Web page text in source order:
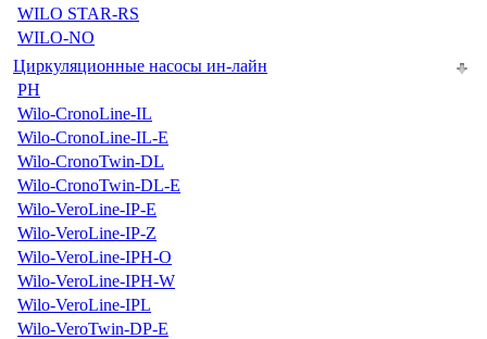
WILO STAR-RS
WILO-NO
Циркуляционные насосы ин-лайн
PH
Wilo-CronoLine-IL
Wilo-CronoLine-IL-E
Wilo-CronoTwin-DL
Wilo-CronoTwin-DL-E
Wilo-VeroLine-IP-E
Wilo-VeroLine-IP-Z
Wilo-VeroLine-IPH-O
Wilo-VeroLine-IPH-W
Wilo-VeroLine-IPL
Wilo-VeroTwin-DP-E